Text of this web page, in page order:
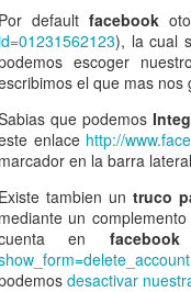
Por defaultfacebook
), la cual
escoger
el que mas nos
que podemos
enlace http://
marcador en la barra
Existe tambien un truco
mediante un
en facebook
desactivar
¿Cómo funciona?
Hemos regresado !!